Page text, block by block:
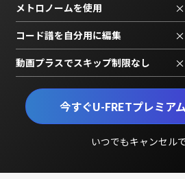
今すぐU-FRETプレミア
いつでもキャンセル
メトロノームを使用 ×
コード譜を自分用に編集 ×
動画プラスでスキップ制限なし ×